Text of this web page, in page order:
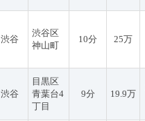
渋谷
渋谷区
神山町
10分 25万
渋谷
目黒区
青葉台4
丁目
9分 19.9万